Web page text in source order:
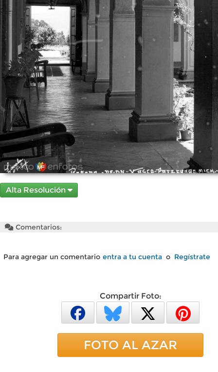
Alta Resolución
Comentarios:
Para agregar un comentario entra a tu cuenta o Regístrate
Compartir Foto:
FOTO AL AZAR